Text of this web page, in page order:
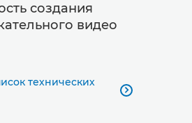
создания
видео
технических
